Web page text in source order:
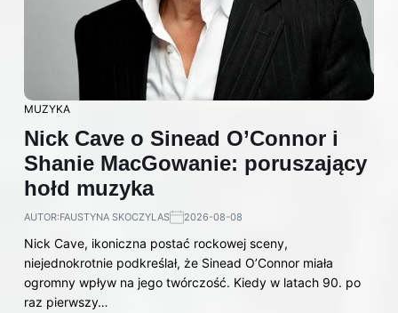
MUZYKA
Nick Cave o Sinead O’Connor i
Shanie MacGowanie: poruszający
hołd muzyka
AUTOR:FAUSTYNA SKOCZYLAS 2026-08-08
Nick Cave, ikoniczna postać rockowej sceny,
niejednokrotnie podkreślał, że Sinead O’Connor miała
ogromny wpływ na jego twórczość. Kiedy w latach 90. po
raz pierwszy…